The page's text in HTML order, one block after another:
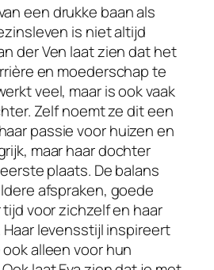
een drukke baan als
is niet altijd
der Ven laat zien dat het
en moederschap te
veel, maar is ook vaak
Zelf noemt ze dit een
passie voor huizen en
maar haar dochter
plaats. De balans
afspraken, goede
voor zichzelf en haar
levensstijl inspireert
alleen voor hun